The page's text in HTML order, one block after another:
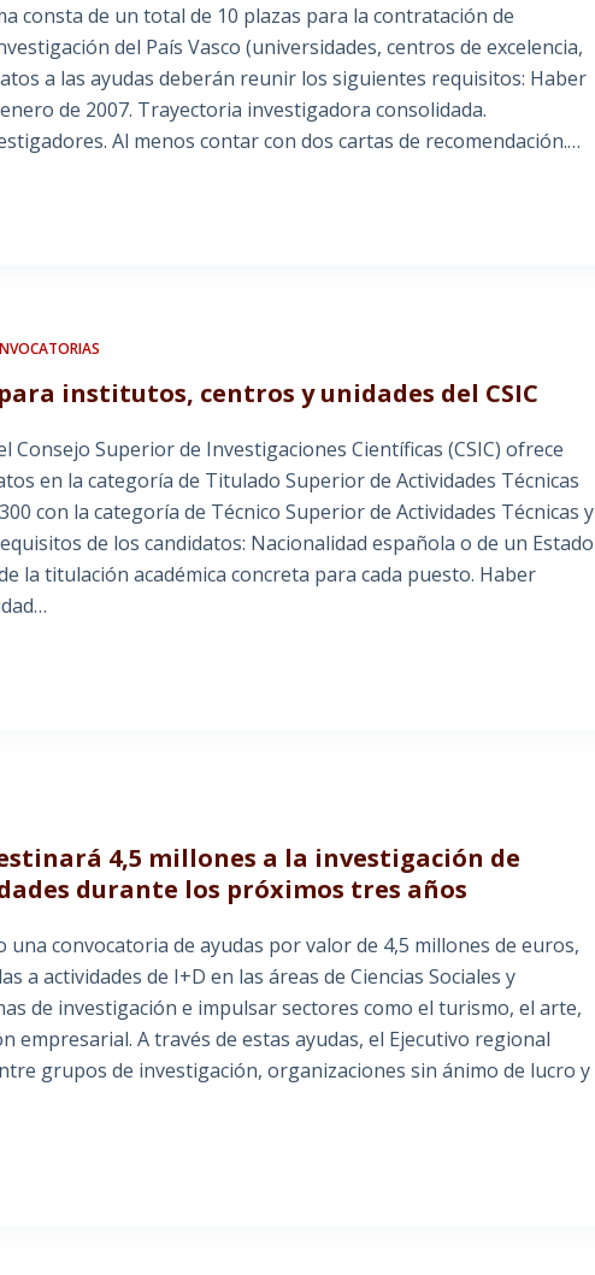
consta de un total de 10 plazas para la contratación de
del País Vasco (universidades, centros de excelencia,
a las ayudas deberán reunir los siguientes requisitos: Haber
de 2007. Trayectoria investigadora consolidada.
Al menos contar con dos cartas de recomendación.…
institutos, centros y unidades del CSIC
Consejo Superior de Investigaciones Científicas (CSIC) ofrece
en la categoría de Titulado Superior de Actividades Técnicas
con la categoría de Técnico Superior de Actividades Técnicas y
de los candidatos: Nacionalidad española o de un Estado
la titulación académica concreta para cada puesto. Haber
4,5 millones a la investigación de
durante los próximos tres años
convocatoria de ayudas por valor de 4,5 millones de euros,
a actividades de I+D en las áreas de Ciencias Sociales y
de investigación e impulsar sectores como el turismo, el arte,
empresarial. A través de estas ayudas, el Ejecutivo regional
grupos de investigación, organizaciones sin ánimo de lucro y